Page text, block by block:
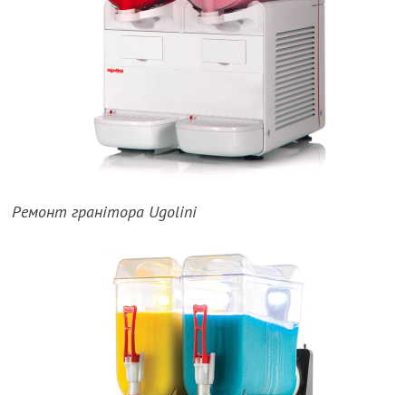
Ремонт гранітора Ugolini